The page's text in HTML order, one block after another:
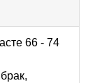
66 - 74